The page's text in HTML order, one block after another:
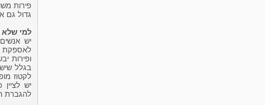
פירות
גדול גם
למי שלא
יש
לאספקת
ופירות
בגלל
לקטוז
יש
להגברת